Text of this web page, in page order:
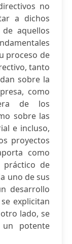
no
a dichos
aquellos
proceso de
tanto
sobre la
como
de los
sobre las
e incluso,
proyectos
como
práctico de
uno de sus
desarrollo
explicitan
lado, se
potente